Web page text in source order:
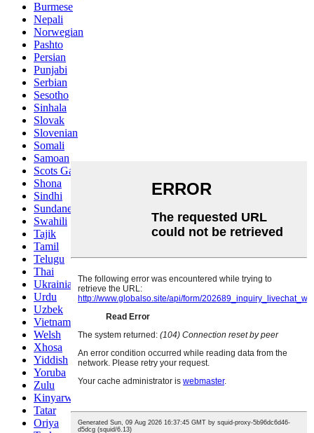
Burmese
Nepali
Norwegian
Pashto
Persian
Punjabi
Serbian
Sesotho
Sinhala
Slovak
Slovenian
Somali
Samoan
Scots Gaelic
Shona
Sindhi
Sundanese
Swahili
Tajik
Tamil
Telugu
Thai
Ukrainian
Urdu
Uzbek
Vietnamese
Welsh
Xhosa
Yiddish
Yoruba
Zulu
Kinyarwanda
Tatar
Oriya